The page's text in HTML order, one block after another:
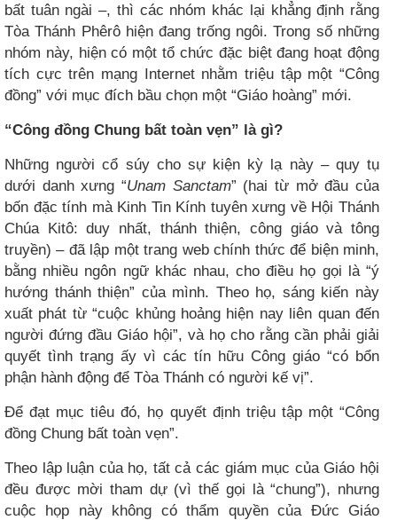
bất tuân ngài –, thì các nhóm khác lại khẳng định rằng
Tòa Thánh Phêrô hiện đang trống ngôi. Trong số những
nhóm này, hiện có một tổ chức đặc biệt đang hoạt động
tích cực trên mạng Internet nhằm triệu tập một “Công
đồng” với mục đích bầu chọn một “Giáo hoàng” mới.
“Công đồng Chung bất toàn vẹn” là gì?
Những người cổ súy cho sự kiện kỳ lạ này – quy tụ
dưới danh xưng “Unam Sanctam” (hai từ mở đầu của
bốn đặc tính mà Kinh Tin Kính tuyên xưng về Hội Thánh
Chúa Kitô: duy nhất, thánh thiện, công giáo và tông
truyền) – đã lập một trang web chính thức để biện minh,
bằng nhiều ngôn ngữ khác nhau, cho điều họ gọi là “ý
hướng thánh thiện” của mình. Theo họ, sáng kiến này
xuất phát từ “cuộc khủng hoảng hiện nay liên quan đến
người đứng đầu Giáo hội”, và họ cho rằng cần phải giải
quyết tình trạng ấy vì các tín hữu Công giáo “có bổn
phận hành động để Tòa Thánh có người kế vị”.
Để đạt mục tiêu đó, họ quyết định triệu tập một “Công
đồng Chung bất toàn vẹn”.
Theo lập luận của họ, tất cả các giám mục của Giáo hội
đều được mời tham dự (vì thế gọi là “chung”), nhưng
cuộc họp này không có thẩm quyền của Đức Giáo